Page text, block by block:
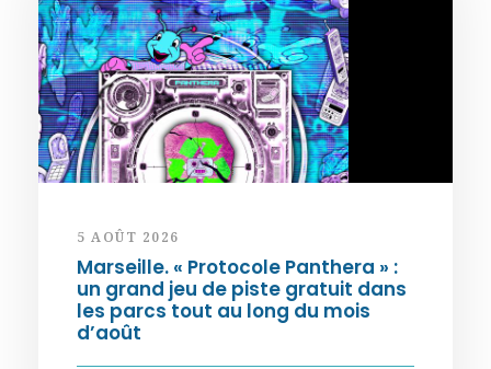
5 AOÛT 2026
Marseille. « Protocole Panthera » :
un grand jeu de piste gratuit dans
les parcs tout au long du mois
d’août